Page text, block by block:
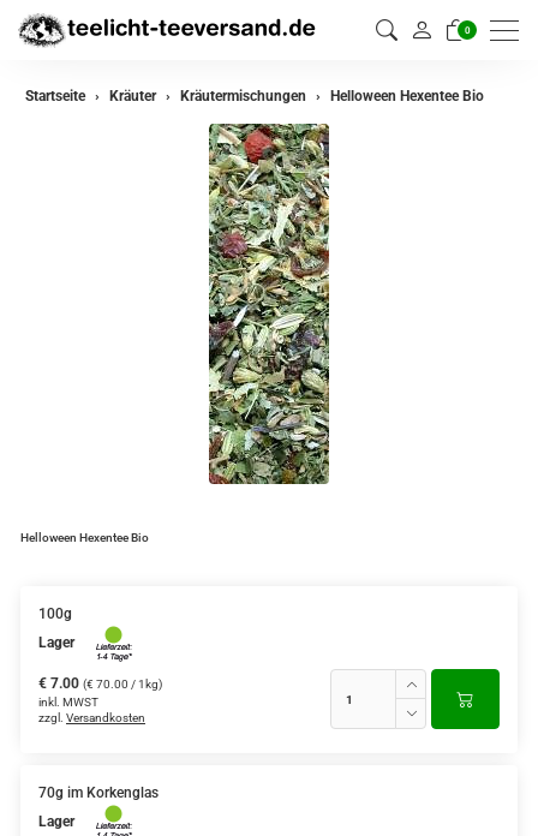
0
zurück
Startseite Kräuter Kräutermischungen Helloween Hexentee Bio
Helloween Hexentee Bio
100g
Lager
€ 7.00 (€ 70.00 / 1kg)
inkl. MWST
zzgl. Versandkosten
70g im Korkenglas
Lager